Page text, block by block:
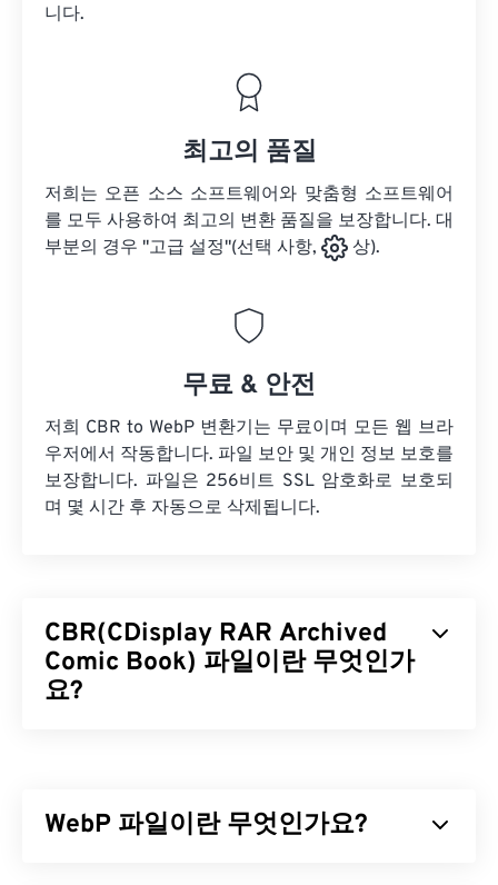
니다.
최고의 품질
저희는 오픈 소스 소프트웨어와 맞춤형 소프트웨어
를 모두 사용하여 최고의 변환 품질을 보장합니다. 대
부분의 경우 "고급 설정"(선택 사항,
상).
무료 & 안전
저희 CBR to WebP 변환기는 무료이며 모든 웹 브라
우저에서 작동합니다. 파일 보안 및 개인 정보 보호를
보장합니다. 파일은 256비트 SSL 암호화로 보호되
며 몇 시간 후 자동으로 삭제됩니다.
CBR(CDisplay RAR Archived
Comic Book) 파일이란 무엇인가
요?
Roshal Archive Compressed(RAR) 파일이지만, 만
WebP 파일이란 무엇인가요?